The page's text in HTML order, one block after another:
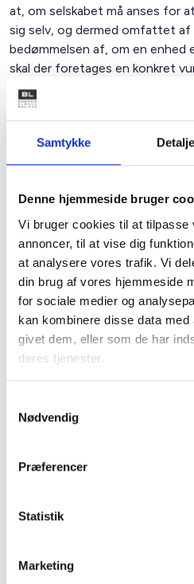
Samtykke
Denne hjemmeside bruger
Vi bruger cookies til at tilpasse
annoncer, til at vise dig
at analysere vores trafik. Vi
din brug af vores hjemmeside
for sociale medier og
kan kombinere disse data
givet dem, eller som de har
deres tjenester.
Nødvendig
Præferencer
Statistik
Marketing
at, om selskabet må anses for
sig selv, og dermed omfattet af
bedømmelsen af, om en
skal der foretages en konkret
enheden er integreret i den
Styresignalet har virkning på
januar 2012, og det forventes,
hvile-i-sig-selv princippet.
Se nærmere imomslovens § 3,
definition af afgiftspligtige
Se nærmere iBL Informerer
Skattestyrelsen om moms på
Spørgsmål til drøftelse
Er det kommunen, et
09. april 2026